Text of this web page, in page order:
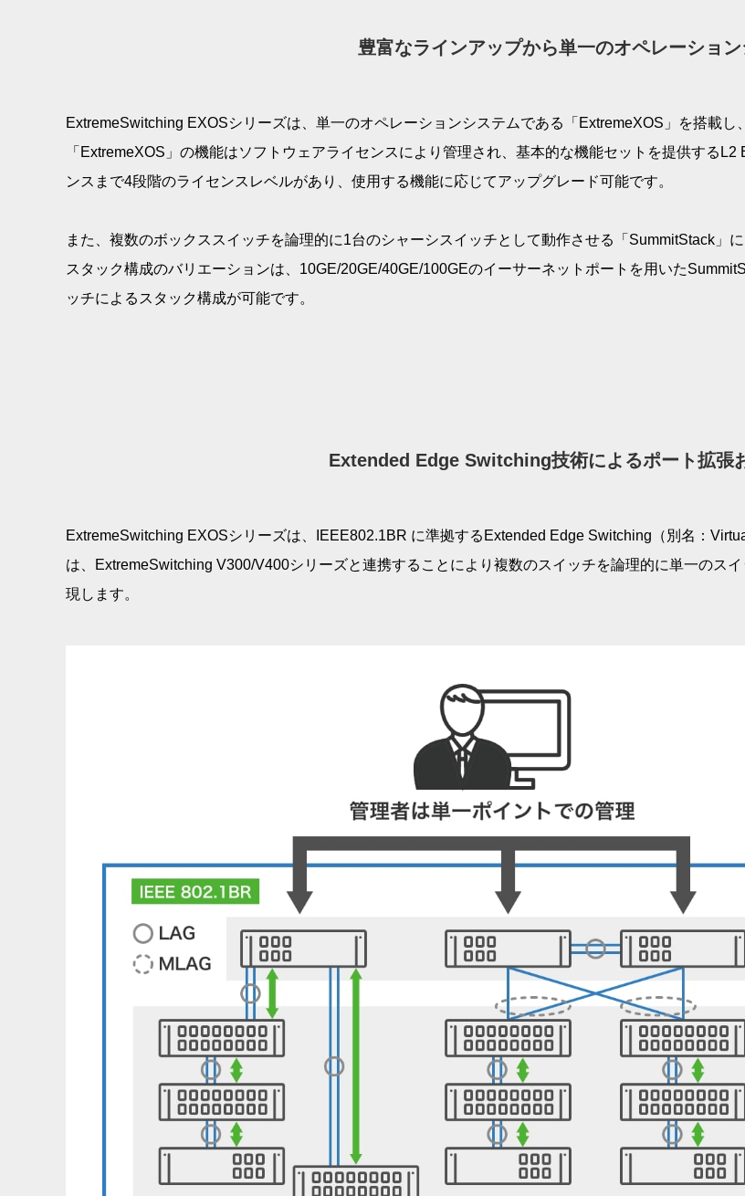
豊富なラインアップから単一のオペレーショ
ExtremeSwitching EXOSシリーズは、単一のオペレーションシステムである「ExtremeXOS」を搭載し
「ExtremeXOS」の機能はソフトウェアライセンスにより管理され、基本的な機能セットを提供する
ンスまで4段階のライセンスレベルがあり、使用する機能に応じてアップグレード可能です。
また、複数のボックススイッチを論理的に1台のシャーシスイッチとして動作させる「SummitStack」
スタック構成のバリエーションは、10GE/20GE/40GE/100GEのイーサーネットポートを用いた
ッチによるスタック構成が可能です。
Extended Edge Switching技術によるポート拡張
ExtremeSwitching EXOSシリーズは、IEEE802.1BR に準拠するExtended Edge Switching（別名：
は、ExtremeSwitching V300/V400シリーズと連携することにより複数のスイッチを論理的に単一のス
現します。